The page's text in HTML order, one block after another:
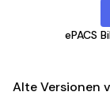
ePACS
Alte Versionen